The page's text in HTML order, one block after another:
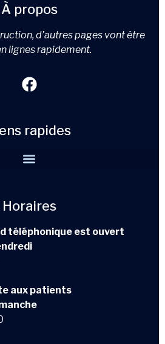
À propos
d’autres pages vont être
lignes rapidement.
rapides
Horaires
téléphonique est ouvert
aux patients